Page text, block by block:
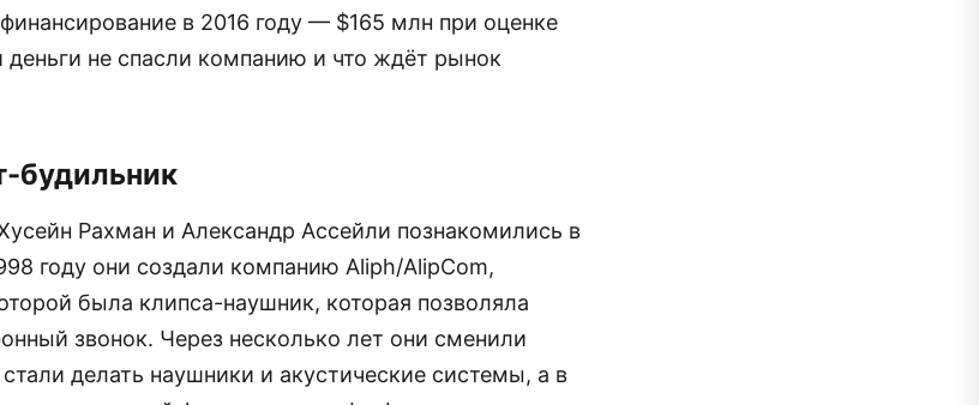
в 2016 году — $165 млн при оценке
не спасли компанию и что ждёт рынок
будильник
Рахман и Александр Ассейли познакомились в
году они создали компанию Aliph/AlipCom,
была клипса-наушник, которая позволяла
звонок. Через несколько лет они сменили
делать наушники и акустические системы, а в